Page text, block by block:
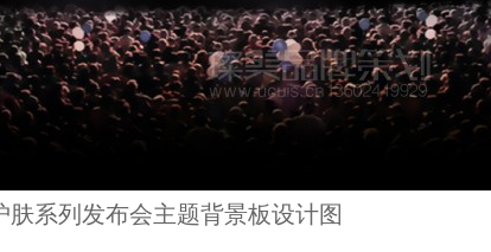
肤系列发布会主题背景板设计图